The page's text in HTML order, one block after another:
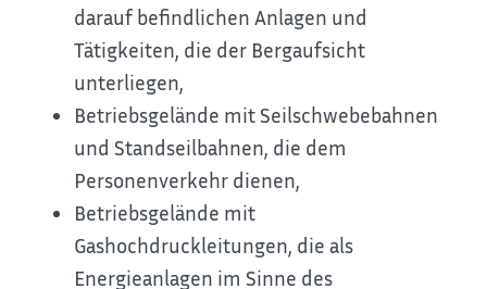
darauf befindlichen Anlagen und
Tätigkeiten, die der Bergaufsicht
unterliegen,
Betriebsgelände mit Seilschwebebahnen
und Standseilbahnen, die dem
Personenverkehr dienen,
Betriebsgelände mit
Gashochdruckleitungen, die als
Energieanlagen im Sinne des